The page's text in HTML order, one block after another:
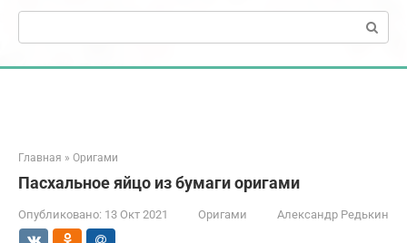
Поиск:
Главная » Оригами
Пасхальное яйцо из бумаги оригами
Опубликовано: 13 Окт 2021 Оригами Александр Редькин